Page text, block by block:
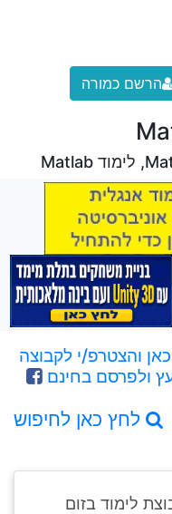
הרשם כמורה
והצטרפ/י לקבוצה
ולפרסם בחינם
לחץ כאן לחיפוש
לימוד בזום